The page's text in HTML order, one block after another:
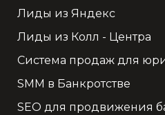
Лиды из Яндекс
Лиды из Колл - Центра
Система продаж для
SMM в Банкротстве
SEO для продвижения